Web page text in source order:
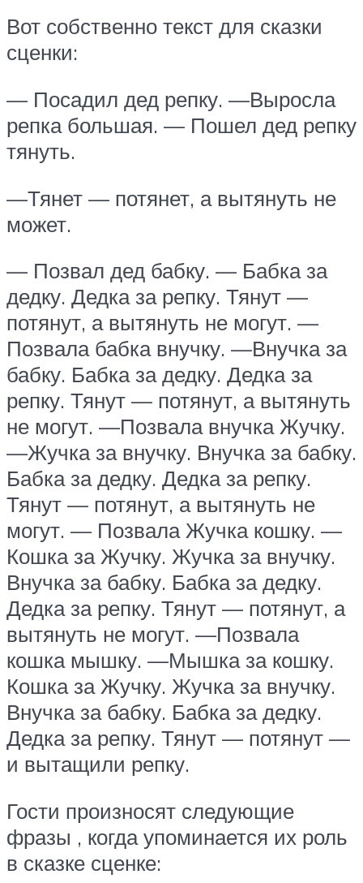
Вот собственно текст для сказки
сценки:
— Посадил дед репку. —Выросла
репка большая. — Пошел дед репку
тянуть.
—Тянет — потянет, а вытянуть не
может.
— Позвал дед бабку. — Бабка за
дедку. Дедка за репку. Тянут —
потянут, а вытянуть не могут. —
Позвала бабка внучку. —Внучка за
бабку. Бабка за дедку. Дедка за
репку. Тянут — потянут, а вытянуть
не могут. —Позвала внучка Жучку.
—Жучка за внучку. Внучка за бабку.
Бабка за дедку. Дедка за репку.
Тянут — потянут, а вытянуть не
могут. — Позвала Жучка кошку. —
Кошка за Жучку. Жучка за внучку.
Внучка за бабку. Бабка за дедку.
Дедка за репку. Тянут — потянут, а
вытянуть не могут. —Позвала
кошка мышку. —Мышка за кошку.
Кошка за Жучку. Жучка за внучку.
Внучка за бабку. Бабка за дедку.
Дедка за репку. Тянут — потянут —
и вытащили репку.
Гости произносят следующие
фразы , когда упоминается их роль
в сказке сценке: